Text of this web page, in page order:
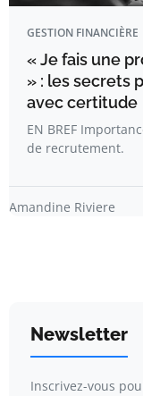
GESTION FINANCIÈRE
« Je fais une
» : les secrets
avec certitude
EN BREF
de recrutement.
Amandine Riviere
Newsletter
Inscrivez-vous